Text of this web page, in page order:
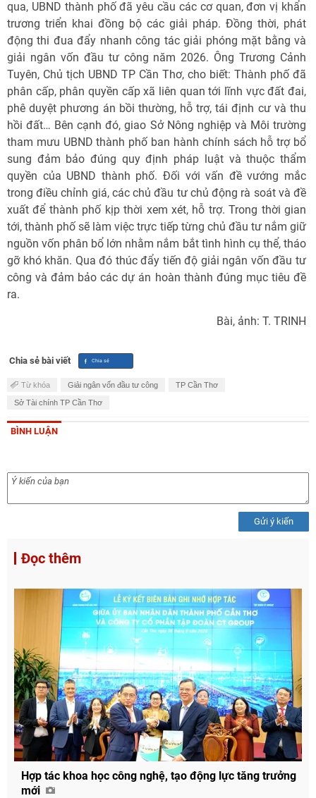
qua, UBND thành phố đã yêu cầu các cơ quan, đơn vị khẩn
trương triển khai đồng bộ các giải pháp. Đồng thời, phát
động thi đua đẩy nhanh công tác giải phóng mặt bằng và
giải ngân vốn đầu tư công năm 2026. Ông Trương Cảnh
Tuyên, Chủ tịch UBND TP Cần Thơ, cho biết: Thành phố đã
phân cấp, phân quyền cấp xã liên quan tới lĩnh vực đất đai,
phê duyệt phương án bồi thường, hỗ trợ, tái định cư và thu
hồi đất… Bên cạnh đó, giao Sở Nông nghiệp và Môi trường
tham mưu UBND thành phố ban hành chính sách hỗ trợ bổ
sung đảm bảo đúng quy định pháp luật và thuộc thẩm
quyền của UBND thành phố. Đối với vấn đề vướng mắc
trong điều chỉnh giá, các chủ đầu tư chủ động rà soát và đề
xuất để thành phố kịp thời xem xét, hỗ trợ. Trong thời gian
tới, thành phố sẽ làm việc trực tiếp từng chủ đầu tư nắm giữ
nguồn vốn phân bổ lớn nhằm nắm bắt tình hình cụ thể, tháo
gỡ khó khăn. Qua đó thúc đẩy tiến độ giải ngân vốn đầu tư
công và đảm bảo các dự án hoàn thành đúng mục tiêu đề
ra.
Bài, ảnh: T. TRINH
Chia sẻ bài viết
Từ khóa Giải ngân vốn đầu tư công TP Cần Thơ
Sở Tài chính TP Cần Thơ
BÌNH LUẬN
Gửi ý kiến
Đọc thêm
Hợp tác khoa học công nghệ, tạo động lực tăng trưởng
mới